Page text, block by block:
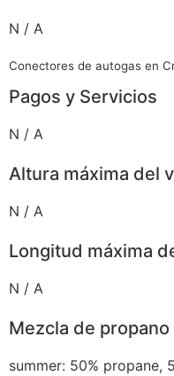
N / A
Conectores de autogas en
Pagos y Servicios
N / A
Altura máxima del
N / A
Longitud máxima
N / A
Mezcla de
summer: 50% propane,